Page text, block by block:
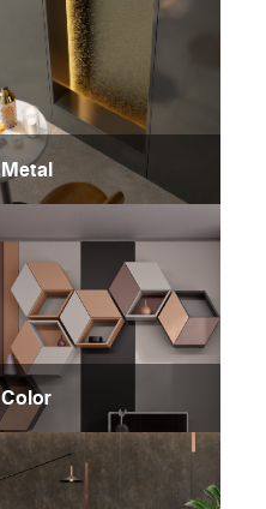
Metal
Color